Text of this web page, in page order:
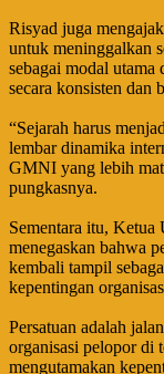
‎Risyad juga
untuk meninggalkan
sebagai modal
secara konsisten dan
‎“Sejarah harus
lembar dinamika
GMNI yang lebih
pungkasnya.
‎Sementara itu,
menegaskan bahwa
kembali tampil
kepentingan
‎Persatuan adalah
organisasi pelopor di
mengutamakan